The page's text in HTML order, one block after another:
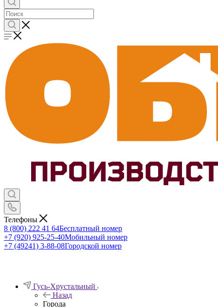
Телефоны
8 (800) 222 41 64Бесплатный номер
+7 (920) 925-25-40Мобильный номер
+7 (49241) 3-88-08Городской номер
Гусь-Хрустальный
Назад
Города